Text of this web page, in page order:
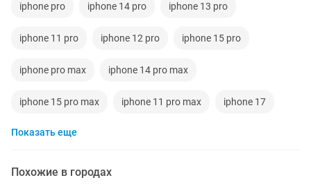
iphone pro iphone 14 pro iphone 13 pro
iphone 11 pro iphone 12 pro iphone 15 pro
iphone pro max iphone 14 pro max
iphone 15 pro max iphone 11 pro max iphone 17
iphone 16 pro
Показать еще
Похожие в городах